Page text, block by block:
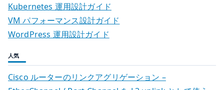
Kubernetes 運用設計ガイド
VM パフォーマンス設計ガイド
WordPress 運用設計ガイド
人気
Cisco ルーターのリンクアグリゲーション –